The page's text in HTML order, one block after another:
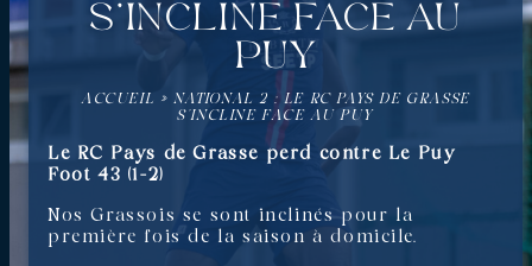
s’incline face au
Puy
ACCUEIL »NATIONAL 2 : LE RC PAYS DE GRASSE
S’INCLINE FACE AU PUY
Le RC Pays de Grasse perd contre Le Puy
Foot 43 (1-2)
Nos Grassois se sont inclinés pour la
première fois de la saison à domicile.